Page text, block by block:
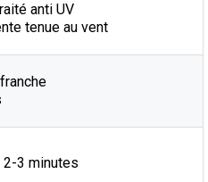
anti UV
tenue au vent
2-3 minutes